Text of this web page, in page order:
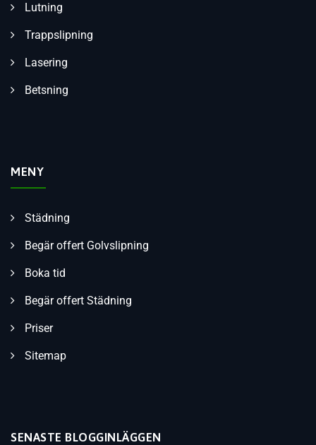
Lutning
Trappslipning
Lasering
Betsning
MENY
Städning
Begär offert Golvslipning
Boka tid
Begär offert Städning
Priser
Sitemap
SENASTE BLOGGINLÄGGEN